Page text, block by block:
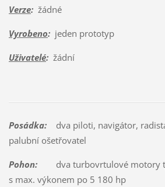
Verze:žádné
Vyrobeno:jeden prototyp
Uživatelé:žádní
Posádka:dva piloti, navigátor,
palubní ošetřovatel
Pohon:dva turbovrtulové motory
s max. výkonem po 5 180 hp